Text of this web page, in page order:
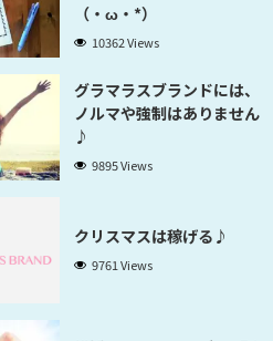
（・ω・*）
10362 Views
グラマラスブランドには、
ノルマや強制はありません
♪
9895 Views
クリスマスは稼げる♪
9761 Views